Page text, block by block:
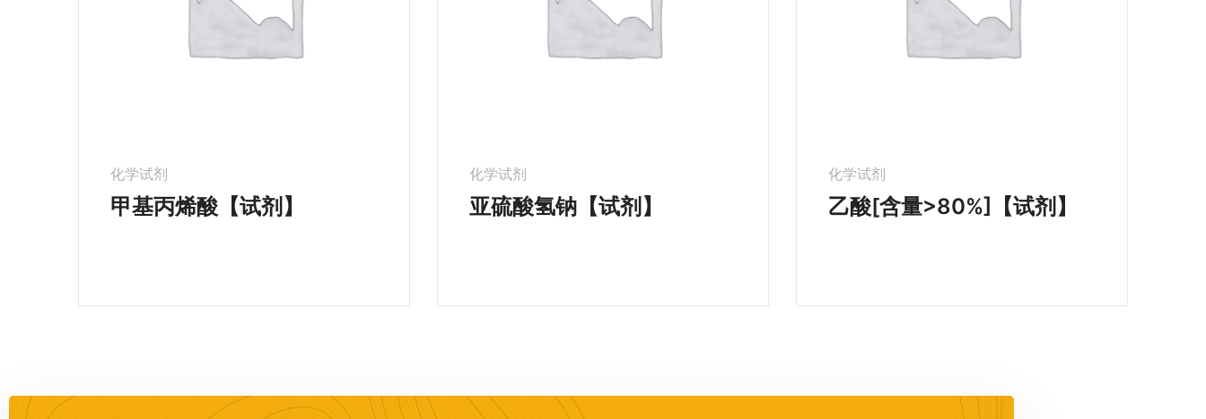
化学试剂
甲基丙烯酸【试剂】
化学试剂
亚硫酸氢钠【试剂】
化学试剂
乙酸[含量>80%]【试剂】